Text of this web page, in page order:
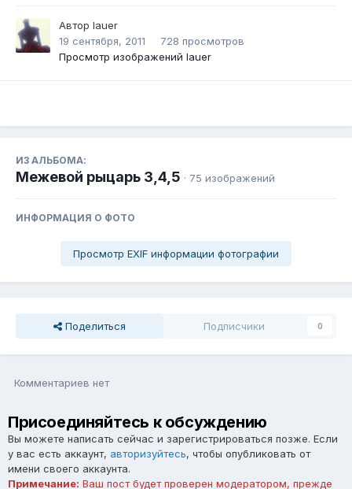
Автор lauer
19 сентября, 2011
728 просмотров
Просмотр изображений lauer
ИЗ АЛЬБОМА:
Межевой рыцарь 3,4,5 · 75 изображений
ИНФОРМАЦИЯ О ФОТО
Просмотр EXIF информации фотографии
Поделиться Подписчики 0
Комментариев нет
Присоединяйтесь к обсуждению
Вы можете написать сейчас и зарегистрироваться позже. Если
у вас есть аккаунт, авторизуйтесь, чтобы опубликовать от
имени своего аккаунта.
Примечание: Ваш пост будет проверен модератором, прежде